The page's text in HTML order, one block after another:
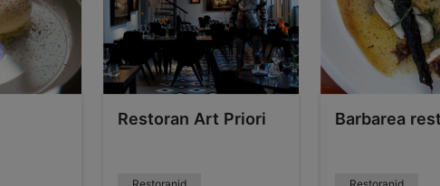
Restoran Art Priori Barbarea